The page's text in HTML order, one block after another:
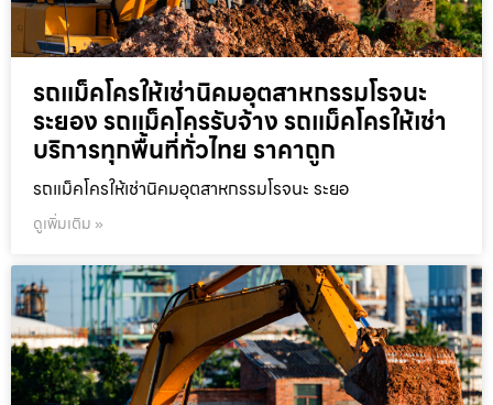
รถแม็คโครให้เช่านิคมอุตสาหกรรมโรจนะ
ระยอง รถแม็คโครรับจ้าง รถแม็คโครให้เช่า
บริการทุกพื้นที่ทั่วไทย ราคาถูก
รถแม็คโครให้เช่านิคมอุตสาหกรรมโรจนะ ระยอ
ดูเพิ่มเติม »